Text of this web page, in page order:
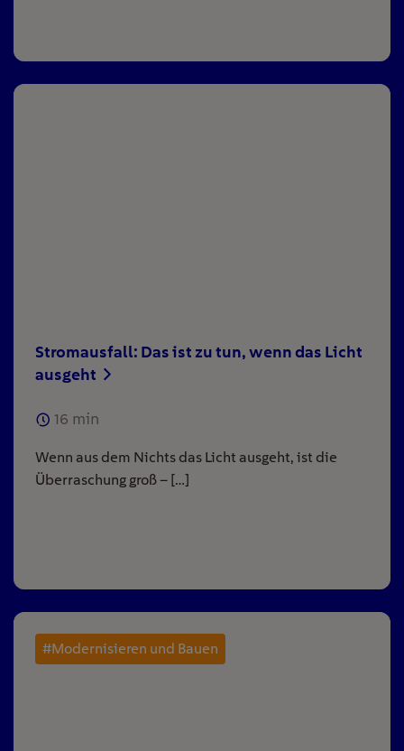
Stromausfall: Das ist zu tun, wenn das Licht
ausgeht
16 min
Wenn aus dem Nichts das Licht ausgeht, ist die
Überraschung groß – […]
#Modernisieren und Bauen